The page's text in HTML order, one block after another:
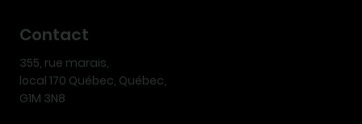
Contact
355, rue marais,
local 170 Québec, Québec,
G1M 3N8